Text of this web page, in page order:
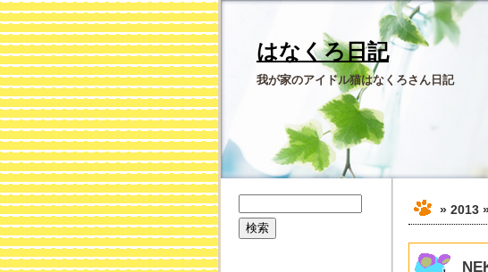
はなくろ日記
我が家のアイドル猫はなくろさん日記
» 2013